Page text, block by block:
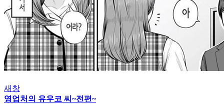
새창
영업처의 유우코 씨~전편~